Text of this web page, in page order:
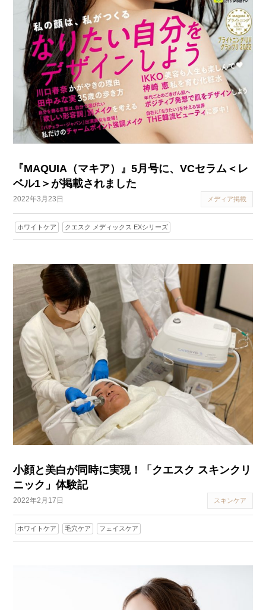
『MAQUIA（マキア）』5月号に、VCセラム＜レ
ベル1＞が掲載されました
2022年3月23日 メディア掲載
ホワイトケア クエスク メディックス EXシリーズ
小顔と美白が同時に実現！「クエスク スキンクリ
ニック」体験記
2022年2月17日 スキンケア
ホワイトケア 毛穴ケア フェイスケア